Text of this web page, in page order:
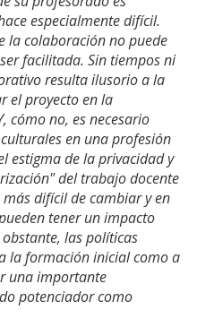
especialmente difícil.
la colaboración no puede
facilitada. Sin tiempos ni
resulta ilusorio a la
el proyecto en la
cómo no, es necesario
en una profesión
estigma de la privacidad y
del trabajo docente
difícil de cambiar y en
tener un impacto
las políticas
la formación inicial como a
una importante
potenciador como